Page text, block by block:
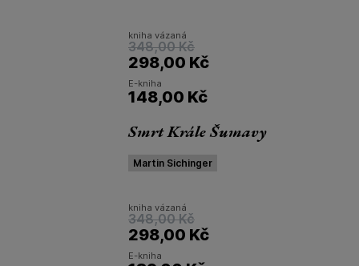
kniha vázaná
348,00 Kč
298,00 Kč
E-kniha
148,00 Kč
Smrt Krále Šumavy
Martin Sichinger
kniha vázaná
348,00 Kč
298,00 Kč
E-kniha